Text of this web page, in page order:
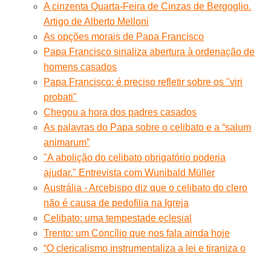
A cinzenta Quarta-Feira de Cinzas de Bergoglio.
Artigo de Alberto Melloni
As opções morais de Papa Francisco
Papa Francisco sinaliza abertura à ordenação de
homens casados
Papa Francisco: é preciso refletir sobre os "viri
probati"
Chegou a hora dos padres casados
As palavras do Papa sobre o celibato e a “salum
animarum”
"A abolição do celibato obrigatório poderia
ajudar." Entrevista com Wunibald Müller
Austrália - Arcebispo diz que o celibato do clero
não é causa de pedofilia na Igreja
Celibato: uma tempestade eclesial
Trento: um Concílio que nos fala ainda hoje
“O clericalismo instrumentaliza a lei e tiraniza o